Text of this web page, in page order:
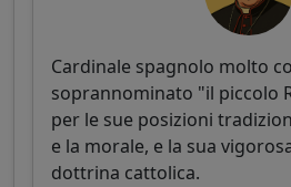
Cardinale spagnolo molto
soprannominato "il piccolo
per le sue posizioni
e la morale, e la sua
dottrina cattolica.